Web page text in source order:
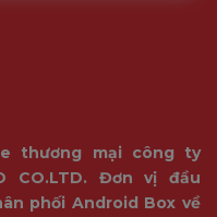
thương mại công ty
CO.LTD. Đơn vị đầu
phối Android Box về